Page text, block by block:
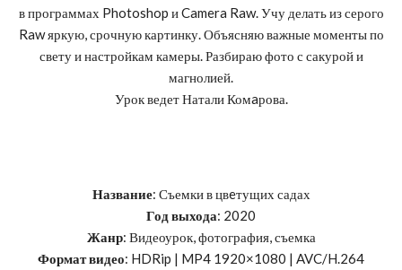
в программах Photoshop и Camera Raw. Учу делать из серого
Raw яркую, срочную картинку. Объясняю важные моменты по
свету и настройкам камеры. Разбираю фото с сакурой и
магнолией.
Урок ведет Натали Комaрова.
Название: Съемки в цвeтущих садах
Год выхода: 2020
Жанр: Видеоурок, фотография, съемка
Формат видео: HDRip | MP4 1920×1080 | AVC/H.264